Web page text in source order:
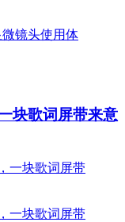
块歌词屏带来意